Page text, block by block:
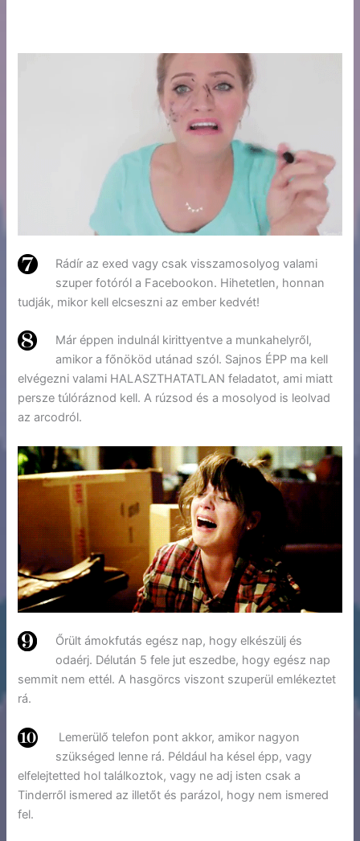
Rádír az exed vagy csak visszamosolyog valami
szuper fotóról a Facebookon. Hihetetlen, honnan
tudják, mikor kell elcseszni az ember kedvét!
Már éppen indulnál kirittyentve a munkahelyről,
amikor a főnököd utánad szól. Sajnos ÉPP ma kell
elvégezni valami HALASZTHATATLAN feladatot, ami miatt
persze túlóráznod kell. A rúzsod és a mosolyod is leolvad
az arcodról.
Őrült ámokfutás egész nap, hogy elkészülj és
odaérj. Délután 5 fele jut eszedbe, hogy egész nap
semmit nem ettél. A hasgörcs viszont szuperül emlékeztet
rá.
Lemerülő telefon pont akkor, amikor nagyon
szükséged lenne rá. Például ha késel épp, vagy
elfelejtetted hol találkoztok, vagy ne adj isten csak a
Tinderről ismered az illetőt és parázol, hogy nem ismered
fel.